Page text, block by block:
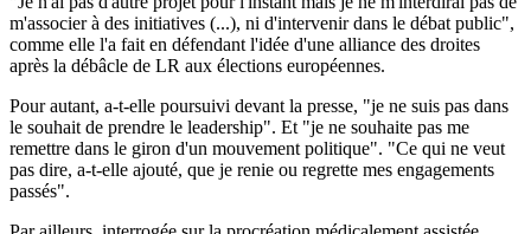
m'associer à des initiatives (...), ni d'intervenir dans le débat public",
comme elle l'a fait en défendant l'idée d'une alliance des droites
après la débâcle de LR aux élections européennes.
Pour autant, a-t-elle poursuivi devant la presse, "je ne suis pas dans
le souhait de prendre le leadership". Et "je ne souhaite pas me
remettre dans le giron d'un mouvement politique". "Ce qui ne veut
pas dire, a-t-elle ajouté, que je renie ou regrette mes engagements
passés".